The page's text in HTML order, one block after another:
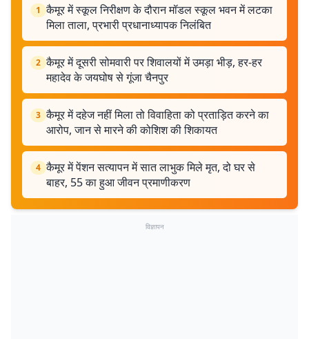
1 कैमूर में स्कूल निरीक्षण के दौरान मॉडल स्कूल भवन में लटका
मिला ताला, प्रभारी प्रधानाध्यापक निलंबित
2 कैमूर में दूसरी सोमवारी पर शिवालयों में उमड़ा भीड़, हर-हर
महादेव के जयघोष से गूंजा चैनपुर
3 कैमूर में दहेज नहीं मिला तो विवाहिता को प्रताड़ित करने का
आरोप, जान से मारने की कोशिश की शिकायत
4 कैमूर में पेंशन सत्यापन में सात लाभुक मिले मृत, दो घर से
बाहर, 55 का हुआ जीवन प्रमाणीकरण
विज्ञापन